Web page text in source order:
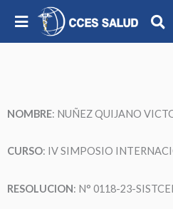
NOMBRE: NUÑEZ QUIJANO
CURSO: IV SIMPOSIO
RESOLUCION: N° 0118-23-